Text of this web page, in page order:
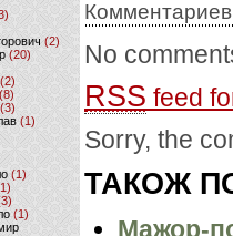
(2)
(20)
(2)
(8)
(3)
(1)
(1)
(1)
No
RSS feed
Sorry, the
ТАКОЖ
Мажор-